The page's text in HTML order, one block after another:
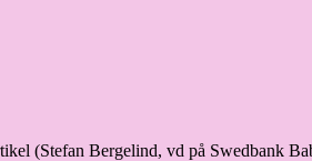
(Stefan Bergelind, vd på Swedbank